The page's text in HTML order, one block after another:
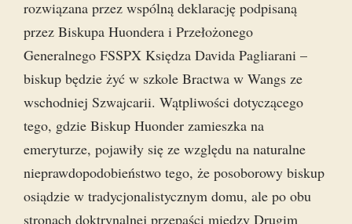
rozwiązana przez wspólną deklarację podpisaną
przez Biskupa Huondera i Przełożonego
Generalnego FSSPX Księdza Davida Pagliarani –
biskup będzie żyć w szkole Bractwa w Wangs ze
wschodniej Szwajcarii. Wątpliwości dotyczącego
tego, gdzie Biskup Huonder zamieszka na
emeryturze, pojawiły się ze względu na naturalne
nieprawdopodobieństwo tego, że posoborowy biskup
osiądzie w tradycjonalistycznym domu, ale po obu
stronach doktrynalnej przepaści między Drugim